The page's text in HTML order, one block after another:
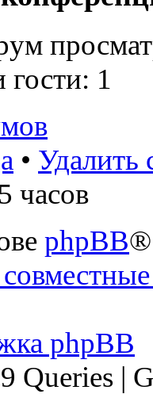
гости: 1
• Удалить
часов
phpBB®
phpBB
Queries |